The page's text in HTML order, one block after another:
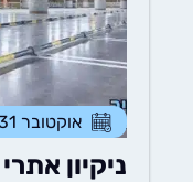
אוקטובר 31, 2025
ניקיון אתרי